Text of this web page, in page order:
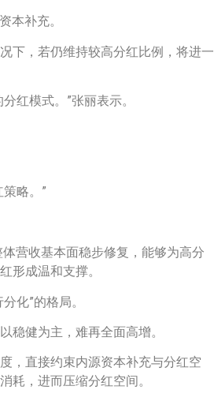
本补充。
下，若仍维持较高分红比例，将进一
红模式。”张丽表示。
略。”
营收基本面稳步修复，能够为高分
形成温和支撑。
化”的格局。
稳健为主，难再全面高增。
，直接约束内源资本补充与分红空
耗，进而压缩分红空间。